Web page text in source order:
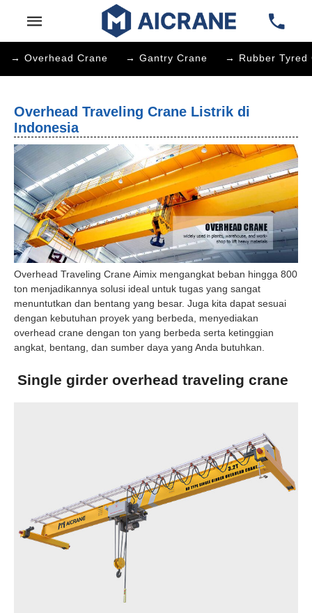
→ Overhead Crane → Gantry Crane → Rubber Tyred
Overhead Traveling Crane Listrik di
Indonesia
Overhead Traveling Crane Aimix mengangkat beban hingga 800
ton menjadikannya solusi ideal untuk tugas yang sangat
menuntutkan dan bentang yang besar. Juga kita dapat sesuai
dengan kebutuhan proyek yang berbeda, menyediakan
overhead crane dengan ton yang berbeda serta ketinggian
angkat, bentang, dan sumber daya yang Anda butuhkan.
Single girder overhead traveling crane